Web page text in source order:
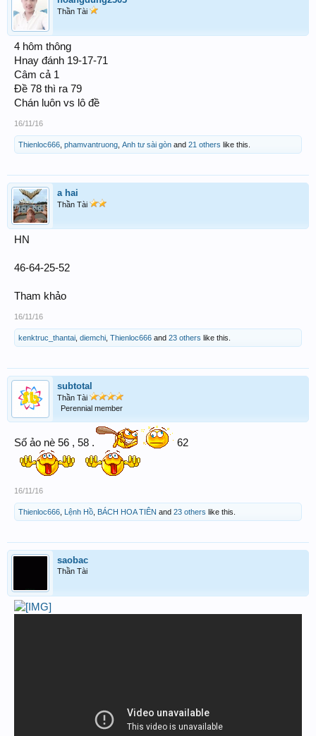
Thần Tài
4 hôm thông
Hnay đánh 19-17-71
Câm cả 1
Đề 78 thì ra 79
Chán luôn vs lô đề
16/11/16
Thienloc666 phamvantruong Anh tư sài gòn and 21 others like this.
a hai
Thần Tài
HN
46-64-25-52
Tham khảo
16/11/16
kenktruc_thantai diemchi Thienloc666 and 23 others like this.
subtotal
Thần Tài
Perennial member
Số ảo nè 56 , 58 . 62
16/11/16
Thienloc666 Lệnh Hồ BÁCH HOA TIÊN and 23 others like this.
saobac
Thần Tài